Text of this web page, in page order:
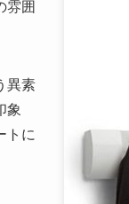
雰囲
異素
象
トに